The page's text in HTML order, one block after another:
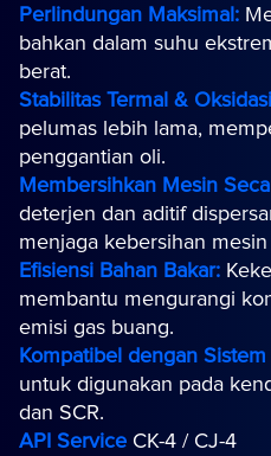
Perlindungan Maksimal:
bahkan dalam suhu
berat.
Stabilitas Termal &
pelumas lebih lama,
penggantian oli.
Membersihkan Mesin
deterjen dan aditif
menjaga kebersihan
Efisiensi Bahan Bakar:
membantu mengurangi
emisi gas buang.
Kompatibel dengan
untuk digunakan pada
dan SCR.
API Service CK-4 / CJ-4